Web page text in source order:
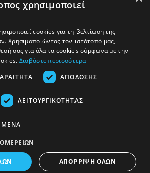
2026 ACCESSOIRE.GR
ΑΓΟΡΆΣ
χρησιμοποιεί
cookies για τη βελτίωση της
Χρησιμοποιώντας τον ιστότοπό μας,
σας για όλα τα cookies σύμφωνα με την
Διαβάστε περισσότερα
ΑΠΌΔΟΣΗΣ
ΛΕΙΤΟΥΡΓΙΚΌΤΗΤΑΣ
ΑΠΌΡΡΙΨΗ ΌΛΩΝ